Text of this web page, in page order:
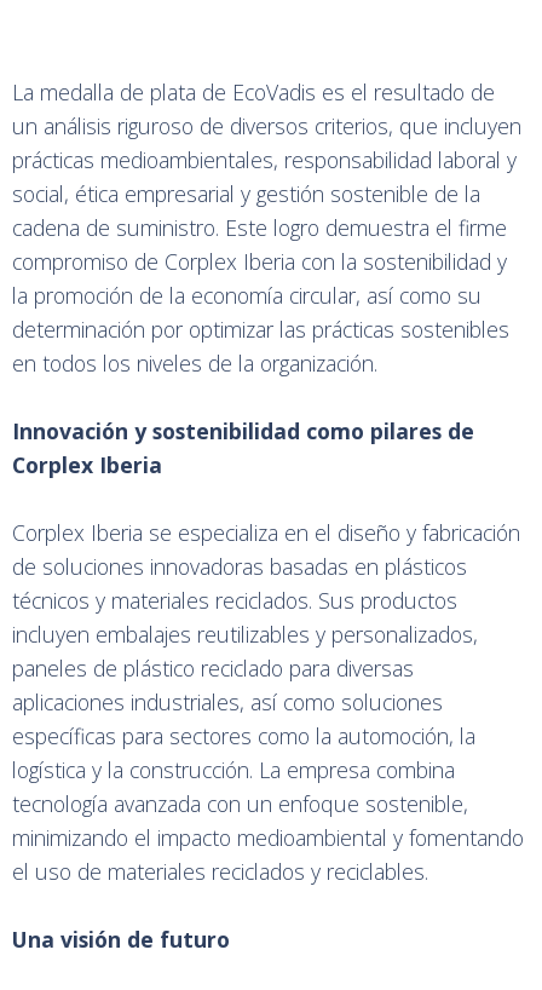
La medalla de plata de EcoVadis es el resultado de
un análisis riguroso de diversos criterios, que incluyen
prácticas medioambientales, responsabilidad laboral y
social, ética empresarial y gestión sostenible de la
cadena de suministro. Este logro demuestra el firme
compromiso de Corplex Iberia con la sostenibilidad y
la promoción de la economía circular, así como su
determinación por optimizar las prácticas sostenibles
en todos los niveles de la organización.
Innovación y sostenibilidad como pilares de
Corplex Iberia
Corplex Iberia se especializa en el diseño y fabricación
de soluciones innovadoras basadas en plásticos
técnicos y materiales reciclados. Sus productos
incluyen embalajes reutilizables y personalizados,
paneles de plástico reciclado para diversas
aplicaciones industriales, así como soluciones
específicas para sectores como la automoción, la
logística y la construcción. La empresa combina
tecnología avanzada con un enfoque sostenible,
minimizando el impacto medioambiental y fomentando
el uso de materiales reciclados y reciclables.
Una visión de futuro